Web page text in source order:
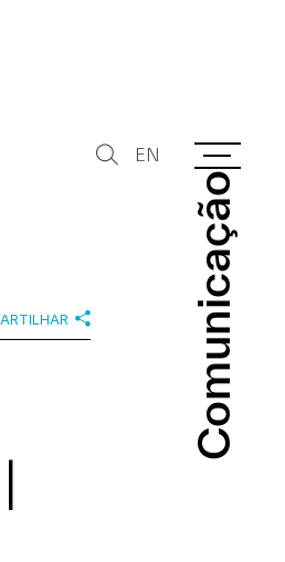
Comunicação
Comunicação
EN